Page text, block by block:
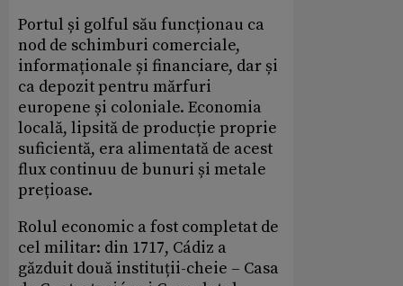
Portul și golful său funcționau ca
nod de schimburi comerciale,
informaționale și financiare, dar și
ca depozit pentru mărfuri
europene și coloniale. Economia
locală, lipsită de producție proprie
suficientă, era alimentată de acest
flux continuu de bunuri și metale
prețioase.
Rolul economic a fost completat de
cel militar: din 1717, Cádiz a
găzduit două instituții-cheie – Casa